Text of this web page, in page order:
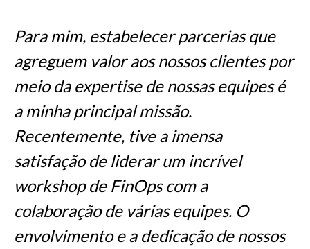
Para mim, estabelecer parcerias que
agreguem valor aos nossos clientes por
meio da expertise de nossas equipes é
a minha principal missão.
Recentemente, tive a imensa
satisfação de liderar um incrível
workshop de FinOps com a
colaboração de várias equipes. O
envolvimento e a dedicação de nossos